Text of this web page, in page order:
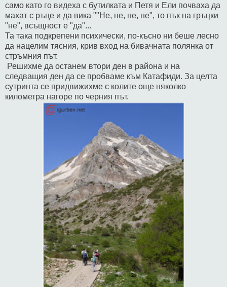
само като го видеха с бутилката и Петя и Ели почваха да
махат с ръце и да вика ""Не, не, не, не", то пък на гръцки
"не", всъщност е "да"...
Та така подкрепени психически, по-късно ни беше лесно
да нацелим тясния, крив вход на бивачната полянка от
стръмния път.
Решихме да останем втори ден в района и на
следващия ден да се пробваме към Катафиди. За целта
сутринта се придвижихме с колите още няколко
километра нагоре по черния път.